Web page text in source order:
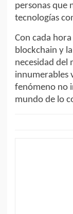
personas que
tecnologías
Con cada
blockchain y
necesidad del
innumerables
fenómeno no
mundo de lo